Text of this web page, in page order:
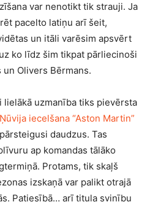
var nenotikt tik strauji. Ja
pacelto latiņu arī šeit,
un itāli varēsim apsvērt
uz ko līdz šim tikpat pārliecinoši
un Olivers Bērmans.
lielākā uzmanība tiks pievērsta
iecelšana “Aston Martin”
pārsteigusi daudzus. Tas
ap komandas tālāko
Protams, tik skaļš
izskaņā var palikt otrajā
Patiesībā… arī titula svinību